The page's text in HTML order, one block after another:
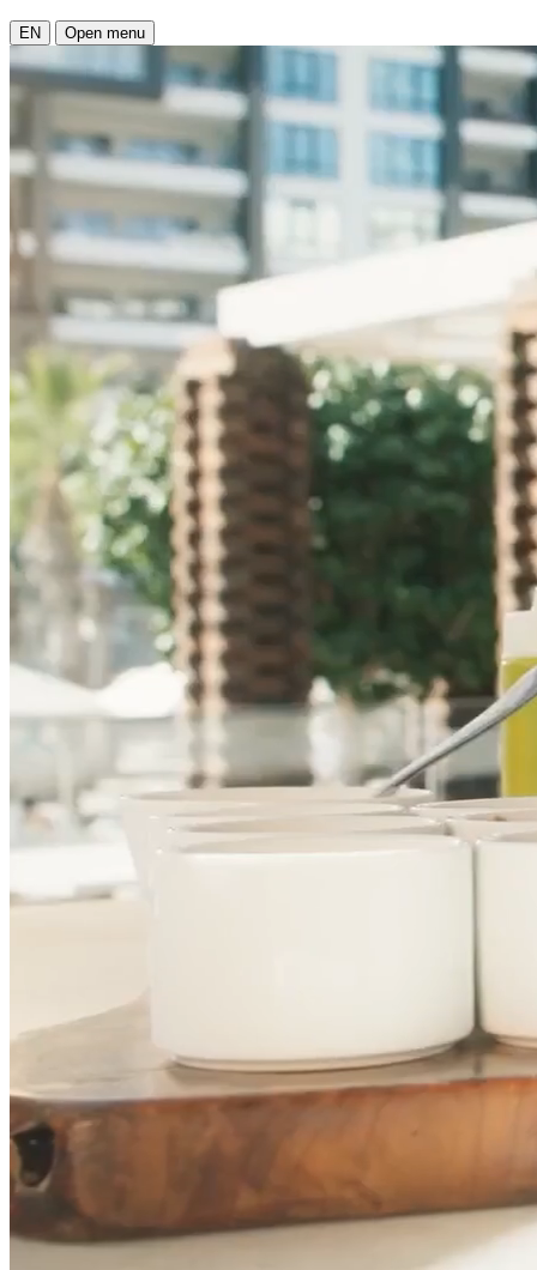
EN Open menu